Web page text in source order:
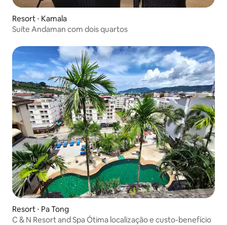
Resort ⋅ Kamala
Suíte Andaman com dois quartos
Resort ⋅ Pa Tong
C & N Resort and Spa Ótima localização e custo-benefício